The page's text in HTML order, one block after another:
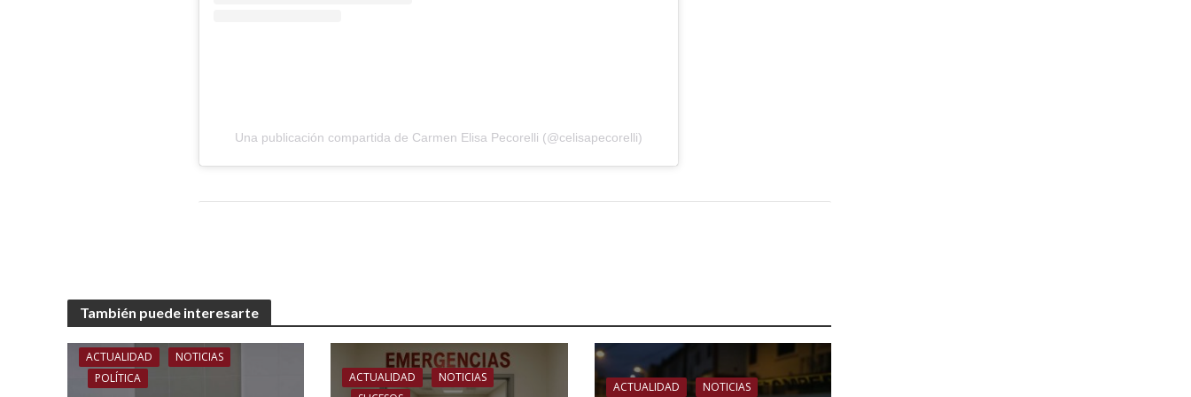
Una publicación compartida de Carmen Elisa Pecorelli (@celisapecorelli)
También puede interesarte
ACTUALIDAD
NOTICIAS
POLÍTICA
ACTUALIDAD
NOTICIAS
ACTUALIDAD NOTICIAS